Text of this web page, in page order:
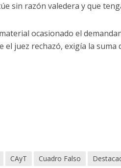
sin razón valedera y que
ocasionado el
juez rechazó, exigía la suma
CAyT Cuadro Falso